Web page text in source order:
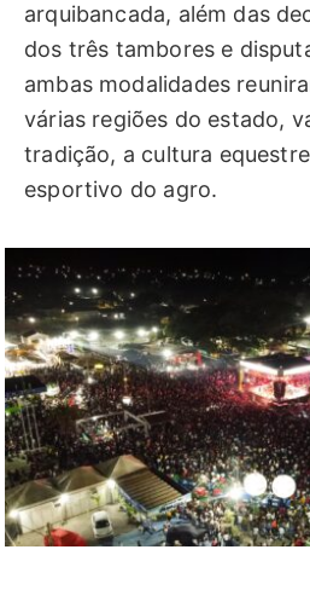
arquibancada, além das
dos três tambores e
ambas modalidades
várias regiões do estado,
tradição, a cultura
esportivo do agro.